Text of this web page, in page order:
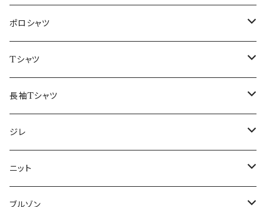
48/L
50/XL～
46/M
48/L
50/XL～
～44/S
46/M
48/L
50/XL～
ポロシャツ
～44/S
46/M
48/L
50/XL～
Tシャツ
～44/S
46/M
48/L
50/XL～
長袖Tシャツ
～44/S
46/M
48/L
ジレ
～44/S
46/M
ニット
～44/S
ブルゾン